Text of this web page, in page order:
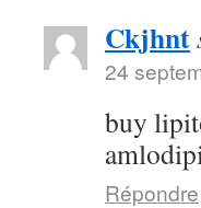
Ckjhnt
24
buy
Répondre